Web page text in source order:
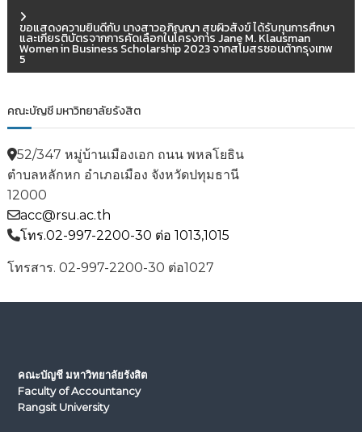
ขอแสดงความยินดีกับ นางสาวอภิญญา สุขผิวสังข์ ได้รับทุนการศึกษา
และเกียรติบัตรจากการคัดเลือกในโครงการ Jane M. Klausman
Women in Business Scholarship 2023 จากสโมสรซอนต้ากรุงเทพ
5
คณะบัญชี มหาวิทยาลัยรังสิต
52/347 หมู่บ้านเมืองเอก ถนน พหลโยธิน
ตำบลหลักหก อำเภอเมือง จังหวัดปทุมธานี
12000
acc@rsu.ac.th
โทร.02-997-2200-30 ต่อ 1013,1015
โทรสาร. 02-997-2200-30 ต่อ1027
คณะบัญชี มหาวิทยาลัยรังสิต
Faculty of Accountancy
Rangsit University